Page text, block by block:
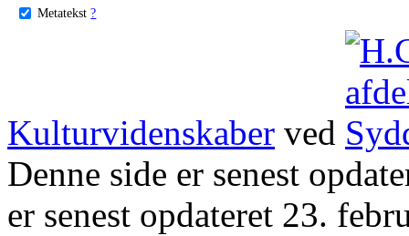
Metatekst ?
Kulturvidenskaber ved
Denne side er senest
er senest opdateret 23.